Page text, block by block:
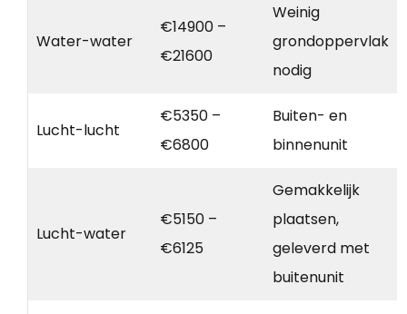
Water-water
€14900 –
€21600
Weinig
grondoppervlak
nodig
Lucht-lucht
€5350 –
€6800
Buiten- en
binnenunit
Lucht-water
€5150 –
€6125
Gemakkelijk
plaatsen,
geleverd met
buitenunit